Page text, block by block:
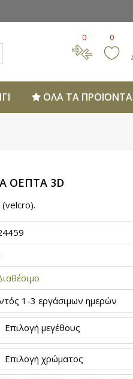
0 0
ΟΛΑ ΤΑ ΠΡΟΪΟΝΤΑ
ΟΕΠΤΑ 3D
1-3 εργάσιμων ημερών
Επιλογή μεγέθους
Επιλογή χρώματος